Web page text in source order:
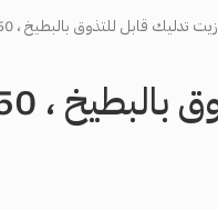
زيت تدليك قابل للتذوق بالبطيخ ، 250 مل – جاردن اوليان